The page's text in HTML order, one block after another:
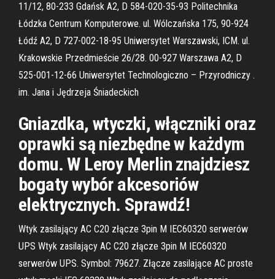
11/12, 80-233 Gdańsk A2, D 584-020-35-93 Politechnika
Łódzka Centrum Komputerowe. ul. Wólczańska 175, 90-924
Łódź A2, D 727-002-18-95 Uniwersytet Warszawski, ICM. ul.
Krakowskie Przedmieście 26/28. 00-927 Warszawa A2, D
525-001-12-66 Uniwersytet Technologiczno – Przyrodniczy .
im. Jana i Jędrzeja Śniadeckich
Gniazdka, wtyczki, włączniki oraz
oprawki są niezbędne w każdym
domu. W Leroy Merlin znajdziesz
bogaty wybór akcesoriów
elektrycznych. Sprawdź!
Wtyk zasilający AC C20 złącze 3pin M IEC60320 serwerów
UPS Wtyk zasilający AC C20 złącze 3pin M IEC60320
serwerów UPS. Symbol: 79627. Złącze zasilające AC proste